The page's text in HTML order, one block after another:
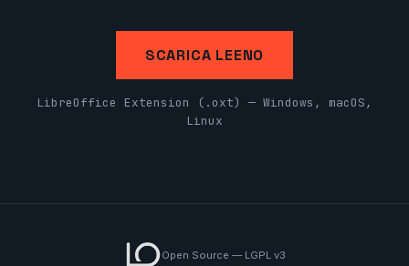
SCARICA LEENO
LibreOffice Extension (.oxt) — Windows, macOS,
Linux
Open Source — LGPL v3